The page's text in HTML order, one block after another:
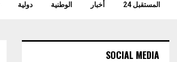
المستقبل 24 أخبار الوطنية دولية
SOCIAL MEDIA